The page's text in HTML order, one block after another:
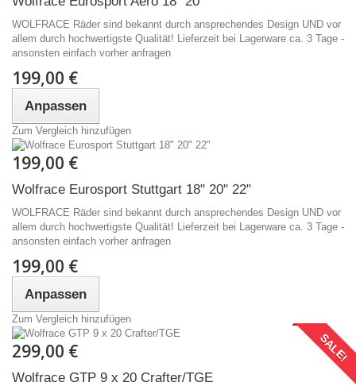
WOLFRACE Räder sind bekannt durch ansprechendes Design UND vor
allem durch hochwertigste Qualität! Lieferzeit bei Lagerware ca. 3 Tage -
ansonsten einfach vorher anfragen
199,00 €
Anpassen
Zum Vergleich hinzufügen
199,00 €
Wolfrace Eurosport Stuttgart 18" 20" 22"
WOLFRACE Räder sind bekannt durch ansprechendes Design UND vor
allem durch hochwertigste Qualität! Lieferzeit bei Lagerware ca. 3 Tage -
ansonsten einfach vorher anfragen
199,00 €
Anpassen
Zum Vergleich hinzufügen
299,00 € SALE!
Wolfrace GTP 9 x 20 Crafter/TGE